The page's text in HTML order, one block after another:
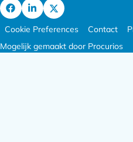
Ga
Facebook
Ga
LinkedIn
Ga
X
Footer
navigatie
Cookie Preferences Contact
Mogelijk gemaakt door Procurios